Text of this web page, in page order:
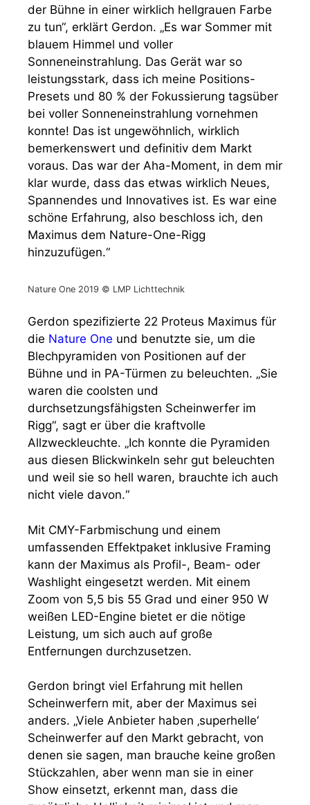
der Bühne in einer wirklich hellgrauen Farbe
zu tun“, erklärt Gerdon. „Es war Sommer mit
blauem Himmel und voller
Sonneneinstrahlung. Das Gerät war so
leistungsstark, dass ich meine Positions-
Presets und 80 % der Fokussierung tagsüber
bei voller Sonneneinstrahlung vornehmen
konnte! Das ist ungewöhnlich, wirklich
bemerkenswert und definitiv dem Markt
voraus. Das war der Aha-Moment, in dem mir
klar wurde, dass das etwas wirklich Neues,
Spannendes und Innovatives ist. Es war eine
schöne Erfahrung, also beschloss ich, den
Maximus dem Nature-One-Rigg
hinzuzufügen.“
Nature One 2019 © LMP Lichttechnik
Gerdon spezifizierte 22 Proteus Maximus für
die Nature One und benutzte sie, um die
Blechpyramiden von Positionen auf der
Bühne und in PA-Türmen zu beleuchten. „Sie
waren die coolsten und
durchsetzungsfähigsten Scheinwerfer im
Rigg“, sagt er über die kraftvolle
Allzweckleuchte. „Ich konnte die Pyramiden
aus diesen Blickwinkeln sehr gut beleuchten
und weil sie so hell waren, brauchte ich auch
nicht viele davon.“
Mit CMY-Farbmischung und einem
umfassenden Effektpaket inklusive Framing
kann der Maximus als Profil-, Beam- oder
Washlight eingesetzt werden. Mit einem
Zoom von 5,5 bis 55 Grad und einer 950 W
weißen LED-Engine bietet er die nötige
Leistung, um sich auch auf große
Entfernungen durchzusetzen.
Gerdon bringt viel Erfahrung mit hellen
Scheinwerfern mit, aber der Maximus sei
anders. „Viele Anbieter haben ‚superhelle‘
Scheinwerfer auf den Markt gebracht, von
denen sie sagen, man brauche keine großen
Stückzahlen, aber wenn man sie in einer
Show einsetzt, erkennt man, dass die